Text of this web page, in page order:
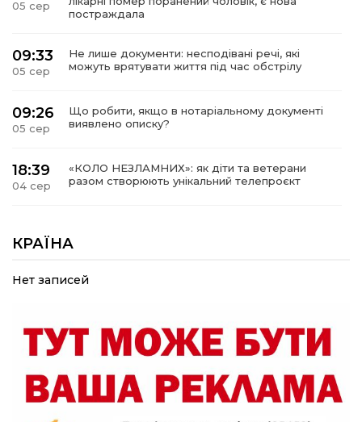
05 сер
постраждала
09:33
05 сер
Не лише документи: несподівані речі, які
можуть врятувати життя під час обстрілу
09:26
05 сер
Що робити, якщо в нотаріальному документі
виявлено описку?
18:39
04 сер
«КОЛО НЕЗЛАМНИХ»: як діти та ветерани
разом створюють унікальний телепроєкт
04 сер
прикордоння до втраченого дому
19:36
Пишіть листи самому собі, або як уникнути
19:29
30 лип
«Все закінчиться, приїду й одружуся…»: Пам’яті
26-річного Захисника Богдана Ємця (ВІДЕО)
20:06
Паливо по 100 грн та ризик дефіциту: чому в
КРАЇНА
Нет записей